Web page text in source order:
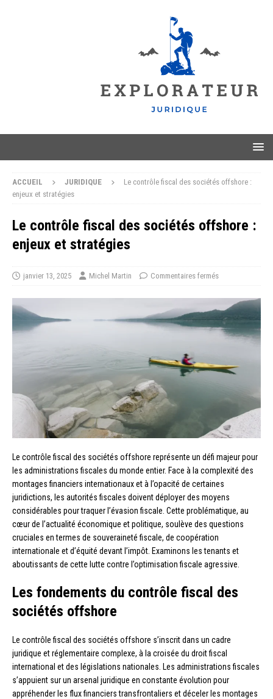
ACCUEIL JURIDIQUE
Le contrôle fiscal des sociétés offshore :
enjeux et stratégies
Le contrôle fiscal des sociétés offshore :
enjeux et stratégies
janvier 13, 2025 Michel Martin Commentaires fermés
Le contrôle fiscal des sociétés offshore représente un défi majeur pour
les administrations fiscales du monde entier. Face à la complexité des
montages financiers internationaux et à l’opacité de certaines
juridictions, les autorités fiscales doivent déployer des moyens
considérables pour traquer l’évasion fiscale. Cette problématique, au
cœur de l’actualité économique et politique, soulève des questions
cruciales en termes de souveraineté fiscale, de coopération
internationale et d’équité devant l’impôt. Examinons les tenants et
aboutissants de cette lutte contre l’optimisation fiscale agressive.
Les fondements du contrôle fiscal des
sociétés offshore
Le contrôle fiscal des sociétés offshore s’inscrit dans un cadre
juridique et réglementaire complexe, à la croisée du droit fiscal
international et des législations nationales. Les administrations fiscales
s’appuient sur un arsenal juridique en constante évolution pour
appréhender les flux financiers transfrontaliers et déceler les montages